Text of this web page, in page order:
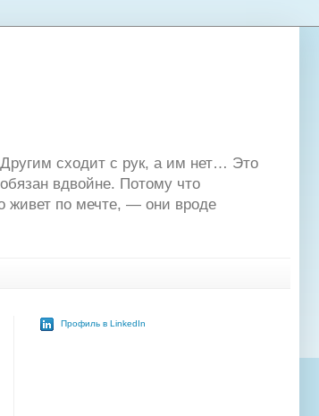
сходит с рук, а им нет… Это
вдвойне. Потому что
живет по мечте, — они вроде
Профиль в LinkedIn